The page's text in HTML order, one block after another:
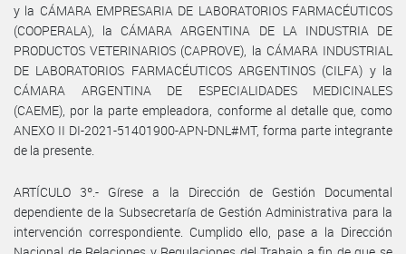
y la CÁMARA EMPRESARIA DE LABORATORIOS FARMACÉUTICOS
(COOPERALA), la CÁMARA ARGENTINA DE LA INDUSTRIA DE
PRODUCTOS VETERINARIOS (CAPROVE), la CÁMARA INDUSTRIAL
DE LABORATORIOS FARMACÉUTICOS ARGENTINOS (CILFA) y la
CÁMARA ARGENTINA DE ESPECIALIDADES MEDICINALES
(CAEME), por la parte empleadora, conforme al detalle que, como
ANEXO II DI-2021-51401900-APN-DNL#MT, forma parte integrante
de la presente.
ARTÍCULO 3º.- Gírese a la Dirección de Gestión Documental
dependiente de la Subsecretaría de Gestión Administrativa para la
intervención correspondiente. Cumplido ello, pase a la Dirección